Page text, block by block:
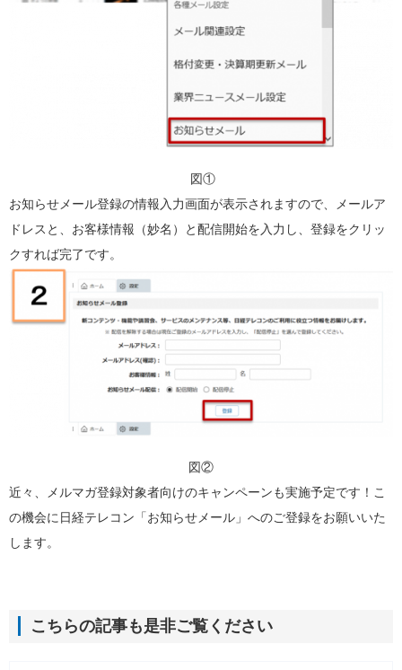
図①
お知らせメール登録の情報入力画面が表示されますので、メールア
ドレスと、お客様情報（妙名）と配信開始を入力し、登録をクリッ
クすれば完了です。
図②
近々、メルマガ登録対象者向けのキャンペーンも実施予定です！こ
の機会に日経テレコン「お知らせメール」へのご登録をお願いいた
します。
こちらの記事も是非ご覧ください